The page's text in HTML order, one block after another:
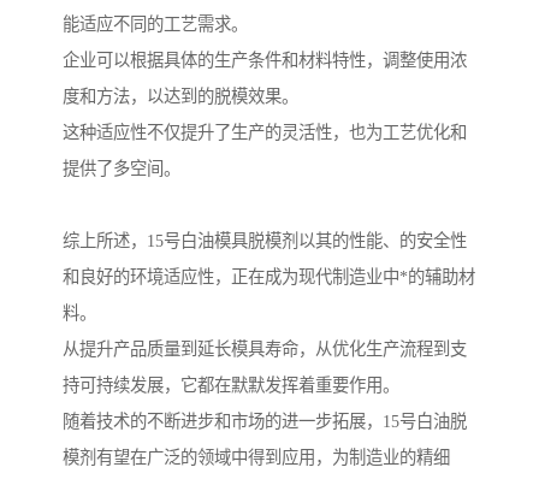
能适应不同的工艺需求。
企业可以根据具体的生产条件和材料特性，调整使用浓
度和方法，以达到的脱模效果。
这种适应性不仅提升了生产的灵活性，也为工艺优化和
提供了多空间。
综上所述，15号白油模具脱模剂以其的性能、的安全性
和良好的环境适应性，正在成为现代制造业中*的辅助材
料。
从提升产品质量到延长模具寿命，从优化生产流程到支
持可持续发展，它都在默默发挥着重要作用。
随着技术的不断进步和市场的进一步拓展，15号白油脱
模剂有望在广泛的领域中得到应用，为制造业的精细